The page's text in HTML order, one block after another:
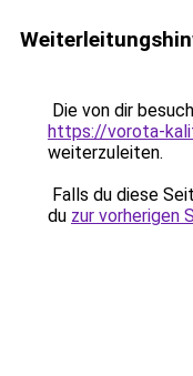
Die von dir
https://vorota-
weiterzuleiten.
Falls du diese
du zur vorherigen